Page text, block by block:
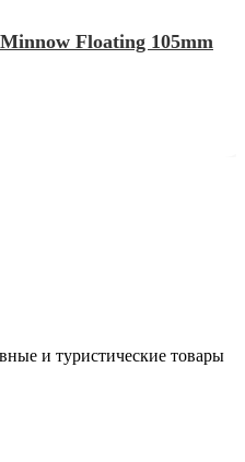
Floating 105mm
и туристические товары